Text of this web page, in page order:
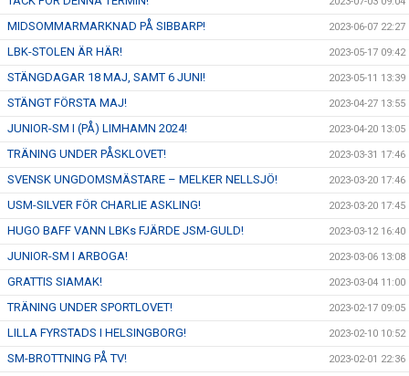
MIDSOMMARMARKNAD PÅ SIBBARP! 2023-06-07 22:27
LBK-STOLEN ÄR HÄR! 2023-05-17 09:42
STÄNGDAGAR 18 MAJ, SAMT 6 JUNI! 2023-05-11 13:39
STÄNGT FÖRSTA MAJ! 2023-04-27 13:55
JUNIOR-SM I (PÅ) LIMHAMN 2024! 2023-04-20 13:05
TRÄNING UNDER PÅSKLOVET! 2023-03-31 17:46
SVENSK UNGDOMSMÄSTARE – MELKER NELLSJÖ! 2023-03-20 17:46
USM-SILVER FÖR CHARLIE ASKLING! 2023-03-20 17:45
HUGO BAFF VANN LBKs FJÄRDE JSM-GULD! 2023-03-12 16:40
JUNIOR-SM I ARBOGA! 2023-03-06 13:08
GRATTIS SIAMAK! 2023-03-04 11:00
TRÄNING UNDER SPORTLOVET! 2023-02-17 09:05
LILLA FYRSTADS I HELSINGBORG! 2023-02-10 10:52
SM-BROTTNING PÅ TV! 2023-02-01 22:36